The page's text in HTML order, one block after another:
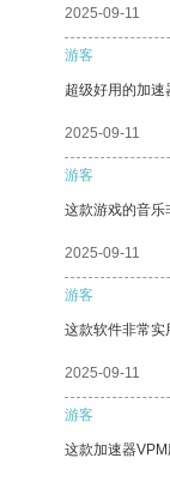
2025-09-11
游客
超级好用的加速
2025-09-11
游客
这款游戏的音乐
2025-09-11
游客
这款软件非常实
2025-09-11
游客
这款加速器